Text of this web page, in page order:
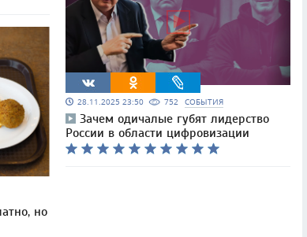
но
28.11.2025 23:50 752 СОБЫТИЯ
Зачем одичалые губят лидерство
России в области цифровизации